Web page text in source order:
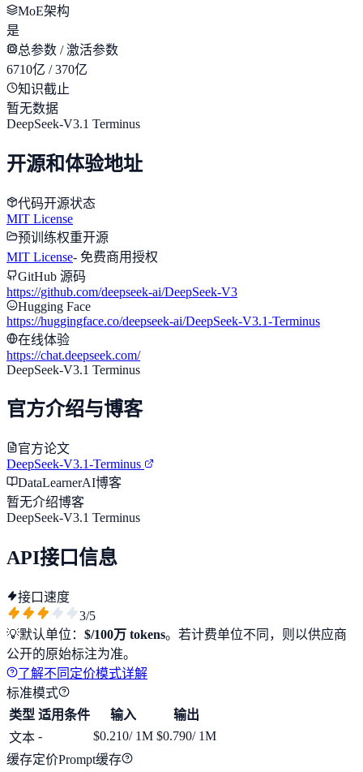
MoE架构
是
总参数 / 激活参数
6710亿 / 370亿
知识截止
暂无数据
DeepSeek-V3.1 Terminus
开源和体验地址
代码开源状态
MIT License
预训练权重开源
MIT License- 免费商用授权
GitHub 源码
https://github.com/deepseek-ai/DeepSeek-V3
Hugging Face
https://huggingface.co/deepseek-ai/DeepSeek-V3.1-Terminus
在线体验
https://chat.deepseek.com/
DeepSeek-V3.1 Terminus
官方介绍与博客
官方论文
DeepSeek-V3.1-Terminus
DataLearnerAI博客
暂无介绍博客
DeepSeek-V3.1 Terminus
API接口信息
接口速度
3/5
💡默认单位： $/100万 tokens。若计费单位不同，则以供应商
公开的原始标注为准。
了解不同定价模式详解
标准模式
类型 适用条件 输入
输出
文本 - $0.210/ 1M $0.790/ 1M
缓存定价Prompt缓存